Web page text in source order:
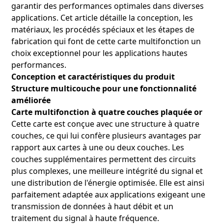
garantir des performances optimales dans diverses
applications. Cet article détaille la conception, les
matériaux, les procédés spéciaux et les étapes de
fabrication qui font de cette carte multifonction un
choix exceptionnel pour les applications hautes
performances.
Conception et caractéristiques du produit
Structure multicouche pour une fonctionnalité
améliorée
Carte multifonction à quatre couches plaquée or
Cette carte est conçue avec une structure à quatre
couches, ce qui lui confère plusieurs avantages par
rapport aux cartes à une ou deux couches. Les
couches supplémentaires permettent des circuits
plus complexes, une meilleure intégrité du signal et
une distribution de l'énergie optimisée. Elle est ainsi
parfaitement adaptée aux applications exigeant une
transmission de données à haut débit et un
traitement du signal à haute fréquence.
performances en haute fréquence et son contrôle précis de
l'impédance sont parfaitement adaptés aux systèmes
automobiles de pointe.
●Applications : Systèmes d'infodivertissement, systèmes
avancés d'aide à la conduite (ADAS), communication
véhicule-à-tout (V2X) et unités de contrôle du moteur (ECU).
● AvantagesAméliore la fiabilité et les performances de
l'électronique automobile, garantissant sécurité et
connectivité dans les véhicules modernes.
4. Systèmes de contrôle industriels :
●Description:La conception robuste et les procédés
spécialisés de fabrication de cette carte la rendent adaptée
aux systèmes de contrôle industriels exigeant un
traitement du signal à haute vitesse et une grande
durabilité.
●Applications :
Automates programmables (PLC), robots
industriels, variateurs de vitesse et systèmes
d'automatisation d'usine.
●Avantages: Offre des performances fiables dans les
environnements industriels difficiles, assurant un
fonctionnement efficace des systèmes de contrôle.